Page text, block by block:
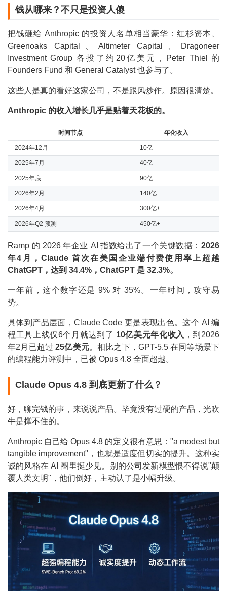
钱从哪来？不只是投资人傻
把钱砸给 Anthropic 的投资人名单相当豪华：红杉资本、
Greenoaks Capital、Altimeter Capital、Dragoneer
Investment Group 各投了约20亿美元，Peter Thiel 的
Founders Fund 和 General Catalyst 也参与了。
这些人是真的看好这家公司，不是跟风炒作。原因很清楚。
Anthropic 的收入增长几乎是贴着天花板的。
时间节点 年化收入
2024年12月 10亿
2025年7月 40亿
2025年底 90亿
2026年2月 140亿
2026年4月 300亿+
2026年Q2 预测 450亿+
Ramp 的 2026 年企业 AI 指数给出了一个关键数据： 2026
年4月，Claude 首次在美国企业端付费使用率上超越
ChatGPT，达到 34.4%，ChatGPT 是 32.3%。
一年前，这个数字还是 9% 对 35%。一年时间，攻守易
势。
具体到产品层面，Claude Code 更是表现出色。这个 AI 编
程工具上线仅6个月就达到了 10亿美元年化收入 ，到2026
年2月已超过25亿美元。相比之下，GPT-5.5 在同等场景下
的编程能力评测中，已被 Opus 4.8 全面超越。
Claude Opus 4.8 到底更新了什么？
好，聊完钱的事，来说说产品。毕竟没有过硬的产品，光吹
牛是撑不住的。
Anthropic 自己给 Opus 4.8 的定义很有意思："a modest but
tangible improvement"，也就是适度但切实的提升。这种实
诚的风格在 AI 圈里挺少见。别的公司发新模型恨不得说"颠
覆人类文明"，他们倒好，主动认了是小幅升级。